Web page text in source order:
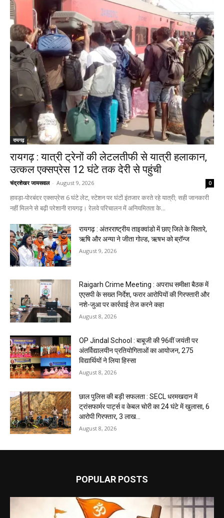
रायगढ़
रायगढ़ : यात्री ट्रेनों की लेटलतीफी से यात्री हलाकान,
उत्कल एक्सप्रेस 12 घंटे तक देरी से पहुंची
चंद्रशेखर जायसवाल - August 9, 2026 0
हावड़ा-पोरबंदर एक्सप्रेस 6 घंटे लेट, स्टेशन पर घंटों इंतजार करते रहे यात्री; सही जानकारी
नहीं मिलने से बढ़ी परेशानी रायगढ़। रेलवे परिचालन में अनियमितता के...
रायगढ़ : अंतरराष्ट्रीय ताइक्वांडो में छाए जिले के सितारे,
ऋषि और अन्या ने जीता गोल्ड, ऋषभ को ब्रॉन्ज
August 9, 2026
Raigarh Crime Meeting : अपराध समीक्षा बैठक में
एएसपी के सख्त निर्देश, फरार आरोपियों की गिरफ्तारी और
नशे-जुआ पर कार्रवाई तेज करने कहा
August 8, 2026
OP Jindal School : बाबूजी की 96वीं जयंती पर
अंतर्विद्यालयीन प्रतियोगिताओं का आयोजन, 275
विद्यार्थियों ने लिया हिस्सा
August 8, 2026
छाल पुलिस की बड़ी सफलता : SECL धरमखदान में
ट्रांसफार्मर पार्ट्स व केबल चोरी का 24 घंटे में खुलासा, 6
आरोपी गिरफ्तार, ₹3 लाख...
August 8, 2026
POPULAR POSTS